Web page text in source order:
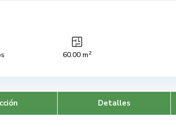
60.00 m2
Detalles